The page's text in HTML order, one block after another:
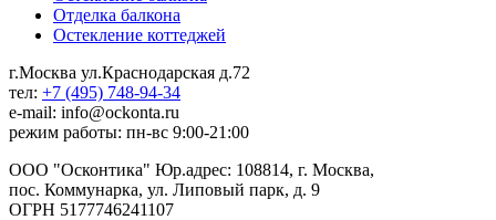
Отделка балкона
Остекление коттеджей
г.Москва ул.Краснодарская д.72
тел: +7 (495) 748-94-34
e-mail: info@ockonta.ru
режим работы: пн-вс 9:00-21:00
ООО "Осконтика" Юр.адрес: 108814, г. Москва,
пос. Коммунарка, ул. Липовый парк, д. 9
ОГРН 5177746241107